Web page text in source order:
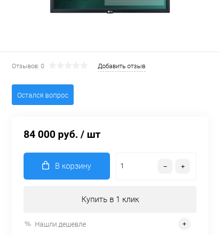
Отзывов: 0 Добавить отзыв
Остался вопрос
84 000 руб. / шт
В корзину
Купить в 1 клик
Нашли дешевле